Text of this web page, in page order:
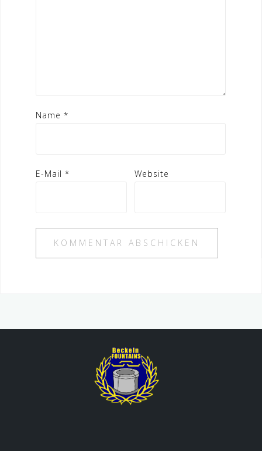
Name *
E-Mail * Website